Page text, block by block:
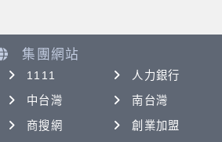
集團網站
1111
人力銀行
中台灣
南台灣
商搜網
創業加盟